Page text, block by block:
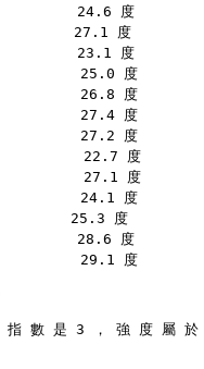
24.6 度
27.1 度
23.1 度
25.0 度
26.8 度
27.4 度
27.2 度
22.7 度
27.1 度
24.1 度
25.3 度
28.6 度
29.1 度
數 是 3 ， 強 度 屬 於